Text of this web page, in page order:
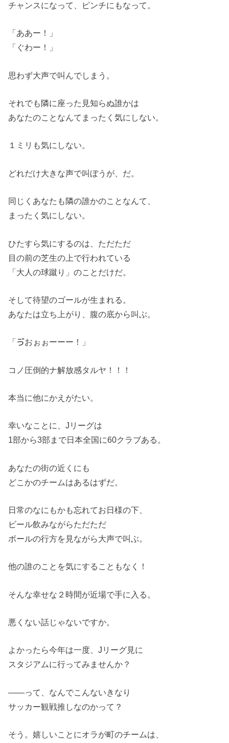
チャンスになって、ピンチにもなって。
「ああー！」
「ぐわー！」
思わず大声で叫んでしまう。
それでも隣に座った見知らぬ誰かは
あなたのことなんてまったく気にしない。
１ミリも気にしない。
どれだけ大きな声で叫ぼうが、だ。
同じくあなたも隣の誰かのことなんて、
まったく気にしない。
ひたすら気にするのは、ただただ
目の前の芝生の上で行われている
「大人の球蹴り」のことだけだ。
そして待望のゴールが生まれる。
あなたは立ち上がり、腹の底から叫ぶ。
「ゔおぉぉーーー！」
コノ圧倒的ナ解放感タルヤ！！！
本当に他にかえがたい。
幸いなことに、Jリーグは
1部から3部まで日本全国に60クラブある。
あなたの街の近くにも
どこかのチームはあるはずだ。
日常のなにもかも忘れてお日様の下、
ビール飲みながらただただ
ボールの行方を見ながら大声で叫ぶ。
他の誰のことを気にすることもなく！
そんな幸せな２時間が近場で手に入る。
悪くない話じゃないですか。
よかったら今年は一度、Jリーグ見に
スタジアムに行ってみませんか？
――って、なんでこんないきなり
サッカー観戦推しなのかって？
そう。嬉しいことにオラが町のチームは、